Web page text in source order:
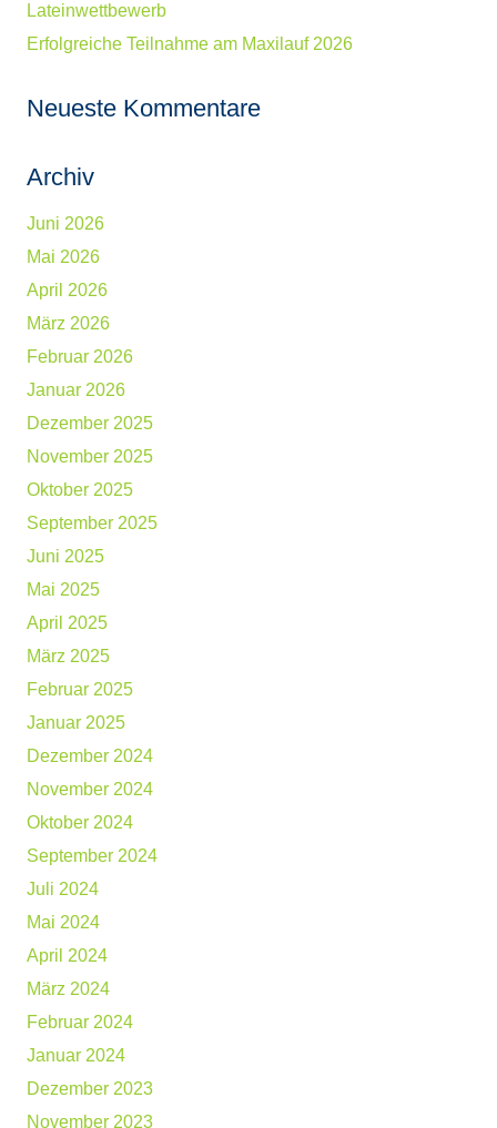
Lateinwettbewerb
Erfolgreiche Teilnahme am Maxilauf 2026
Neueste Kommentare
Archiv
Juni 2026
Mai 2026
April 2026
März 2026
Februar 2026
Januar 2026
Dezember 2025
November 2025
Oktober 2025
September 2025
Juni 2025
Mai 2025
April 2025
März 2025
Februar 2025
Januar 2025
Dezember 2024
November 2024
Oktober 2024
September 2024
Juli 2024
Mai 2024
April 2024
März 2024
Februar 2024
Januar 2024
Dezember 2023
November 2023